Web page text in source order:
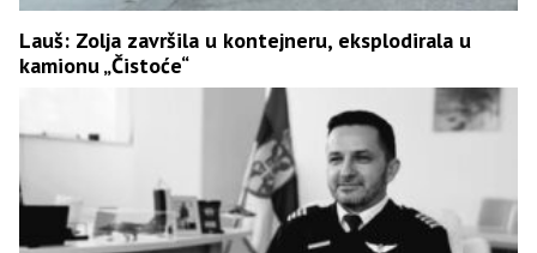
Lauš: Zolja završila u kontejneru, eksplodirala u
kamionu „Čistoće“